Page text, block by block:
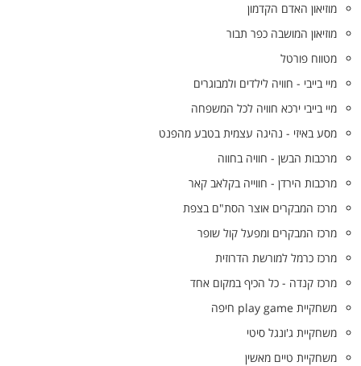
מוזיאון האדם הקדמון
מוזיאון המושבה כפר תבור
מטווח פורטל
מיי בייבי - חוויה לילדים ולמבוגרים
מיי בייבי ירכא חוויה לכל המשפחה
מסע באיזי - נהיגה עצמית בטבע מהפנט
מרכבות הבשן - חוויה בחווה
מרכבות הירדן - חווייה בקלאב קאר
מרכז המבקרים אוצר הסת"ם בצפת
מרכז המבקרים ומפעל קול שופר
מרכז כרמל למורשת הדרוזית
מרכז קנדה - כל הכיף במקום אחד
משחקיית play game חיפה
משחקיית ג'ונגל סיטי
משחקיית טיים מאשין